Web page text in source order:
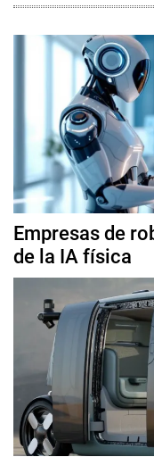
Empresas de
de la IA física